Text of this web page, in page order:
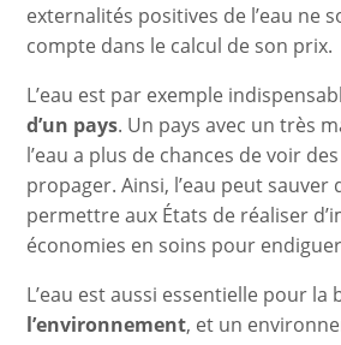
externalités positives de l’eau ne
compte dans le calcul de son prix.
L’eau est par exemple
d’un pays. Un pays avec un très
l’eau a plus de chances de voir
propager. Ainsi, l’eau peut sauver
permettre aux États de réaliser
économies en soins pour
L’eau est aussi essentielle pour la
l’environnement, et un